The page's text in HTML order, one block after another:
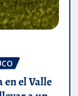
en el Valle